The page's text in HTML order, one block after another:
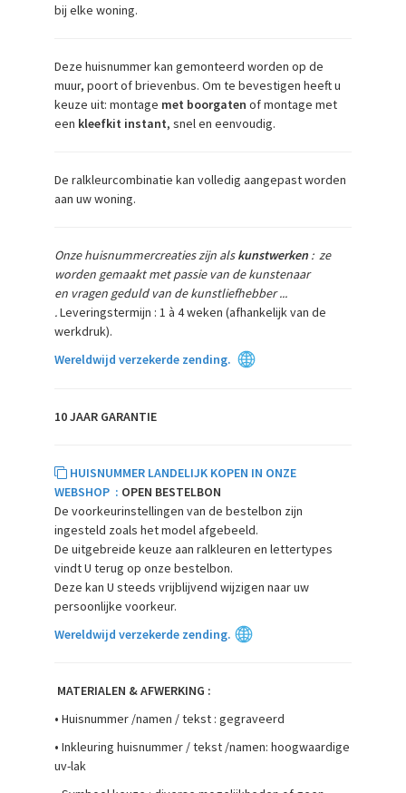
bij elke woning.
Deze huisnummer kan gemonteerd worden op de
muur, poort of brievenbus. Om te bevestigen heeft u
keuze uit: montage met boorgaten of montage met
een kleefkit instant, snel en eenvoudig.
De ralkleurcombinatie kan volledig aangepast worden
aan uw woning.
Onze huisnummercreaties zijn alskunstwerken : ze
worden gemaakt met passie van de kunstenaar
en vragen geduld van dekunstliefhebber ...
.Leveringstermijn : 1 à 4 weken (afhankelijk van de
werkdruk).
Wereldwijd verzekerde zending.
10 JAAR GARANTIE
HUISNUMMER LANDELIJK KOPEN IN ONZE
WEBSHOP : OPEN BESTELBON
De voorkeurinstellingen van de bestelbon zijn
ingesteld zoals het model afgebeeld.
De uitgebreide keuze aan ralkleuren en lettertypes
vindt U terug op onze bestelbon.
Deze kan U steeds vrijblijvend wijzigen naar uw
persoonlijke voorkeur.
Wereldwijd verzekerde zending.
MATERIALEN & AFWERKING :
• Huisnummer /namen / tekst : gegraveerd
• Inkleuring huisnummer / tekst /namen: hoogwaardige
uv-lak